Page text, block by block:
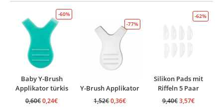
-60%
Baby Y-Brush
Applikator türkis
0,60€0,24€
-77%
Y-Brush Applikator
1,52€0,36€
-62%
Silikon Pads mit
Riffeln 5 Paar
9,40€ 3,57€